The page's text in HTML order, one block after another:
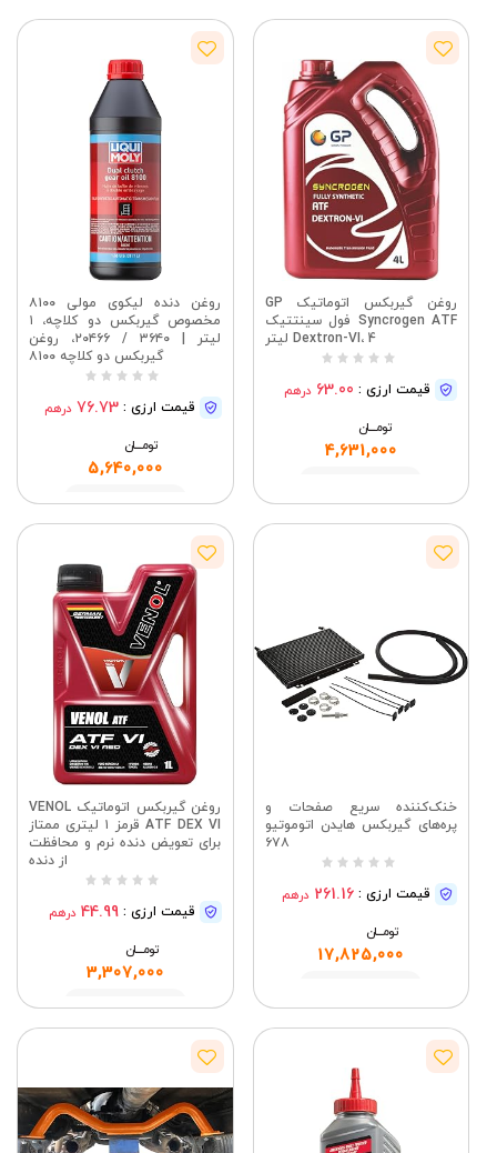
روغن گیربکس اتوماتیک GP
Syncrogen ATF فول سینتتیک
Dextron-VI، 4 لیتر
قیمت ارزی : 63.00 درهم
تومــــــان
4,631,000
روغن دنده لیکوی مولی ۸۱۰۰
مخصوص گیربکس دو کلاچه، ۱
لیتر | ۳۶۴۰ / ۲۰۴۶۶، روغن
گیربکس دو کلاچه ۸۱۰۰
قیمت ارزی : 76.73 درهم
تومــــــان
5,640,000
مشاهده
خنک‌کننده سریع صفحات و
پره‌های گیربکس هایدن اتوموتیو
۶۷۸
قیمت ارزی : 261.16 درهم
تومــــــان
17,825,000
روغن گیربکس اتوماتیک VENOL
ATF DEX VI قرمز ۱ لیتری ممتاز
برای تعویض دنده نرم و محافظت
از دنده
قیمت ارزی : 44.99 درهم
تومــــــان
3,307,000
مشاهده